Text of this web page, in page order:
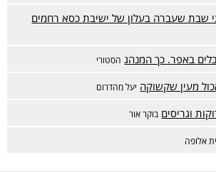
שבת שעברה בעלון של ישיבת כסא רחמים
באפר. כך המנהג הסטורי
מעין שקשוקה יעל מהדרום
וגריסים בוקר אור
אלופה